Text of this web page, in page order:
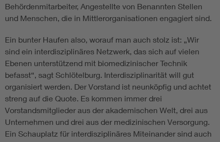
Behördenmitarbeiter, Angestellte von Benannten Stellen
und Menschen, die in Mittlerorganisationen engagiert sind.
Ein bunter Haufen also, worauf man auch stolz ist: „Wir
sind ein interdisziplinäres Netzwerk, das sich auf vielen
Ebenen unterstützend mit biomedizinischer Technik
befasst“, sagt Schlötelburg. Interdisziplinarität will gut
organisiert werden. Der Vorstand ist neunköpfig und achtet
streng auf die Quote. Es kommen immer drei
Vorstandsmitglieder aus der akademischen Welt, drei aus
Unternehmen und drei aus der medizinischen Versorgung.
Ein Schauplatz für interdisziplinäres Miteinander sind auch